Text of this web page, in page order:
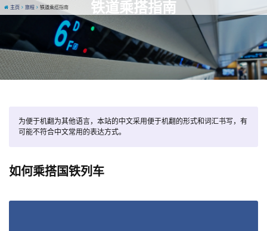
铁道乘搭指南
主页 旅程 铁道乘搭指南
为便于机翻为其他语言，本站的中文采用便于机翻的形式和词汇书写，有
可能不符合中文常用的表达方式。
如何乘搭国铁列车